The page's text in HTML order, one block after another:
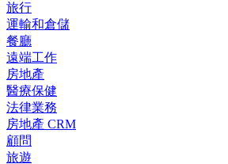
旅行
運輸和倉儲
餐廳
遠端工作
房地產
醫療保健
法律業務
房地產 CRM
顧問
旅遊